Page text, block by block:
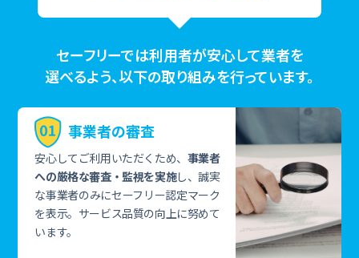
セーフリーでは利用者が安心して業者を
選べるよう、以下の取り組みを行っています。
事業者の審査
安心してご利用いただくため、 事業者
への厳格な審査・監視を実施し、誠実
な事業者のみにセーフリー認定マーク
を表示。サービス品質の向上に努めて
います。